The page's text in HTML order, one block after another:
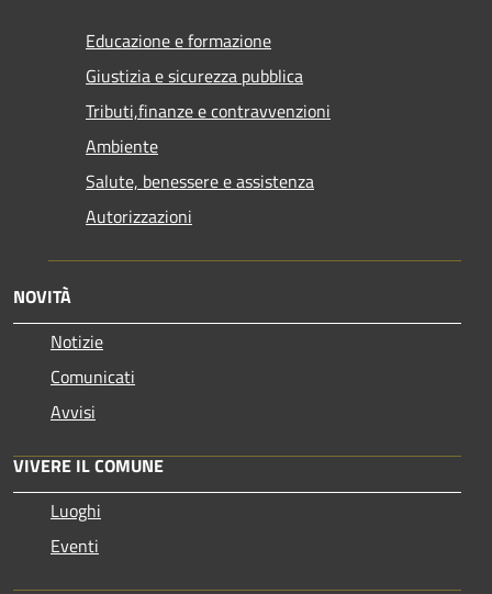
Educazione e formazione
Giustizia e sicurezza pubblica
Tributi,finanze e contravvenzioni
Ambiente
Salute, benessere e assistenza
Autorizzazioni
NOVITÀ
Notizie
Comunicati
Avvisi
VIVERE IL COMUNE
Luoghi
Eventi